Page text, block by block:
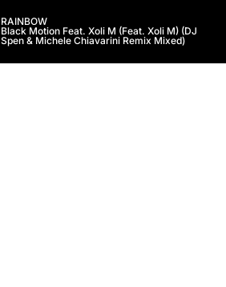
RAINBOW
Black Motion Feat. Xoli M (feat. Xoli M) (DJ
Spen & Michele Chiavarini Remix Mixed)